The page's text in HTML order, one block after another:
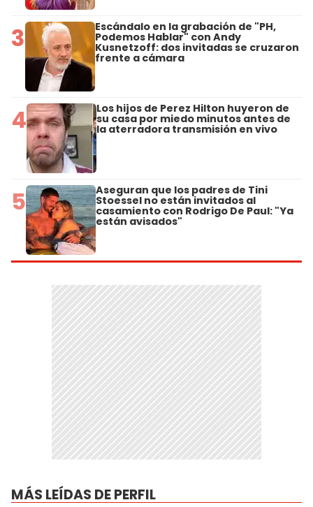
3 Escándalo en la grabación de "PH,
Podemos Hablar" con Andy
Kusnetzoff: dos invitadas se cruzaron
frente a cámara
4 Los hijos de Perez Hilton huyeron de
su casa por miedo minutos antes de
la aterradora transmisión en vivo
5 Aseguran que los padres de Tini
Stoessel no están invitados al
casamiento con Rodrigo De Paul: "Ya
están avisados"
MÁS LEÍDAS DE PERFIL